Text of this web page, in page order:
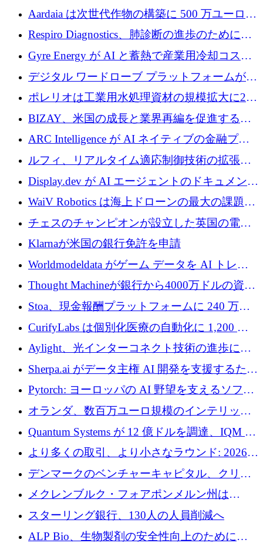
維仕分け規模拡大に7桁の資金調達
Aardaia は次世代作物の構築に 500 万ユーロを
寄付
Respiro Diagnostics、肺診断の進歩のために
100 万ポンドを確保
Gyre Energy が AI と蓄熱で産業用冷却コスト
を削減するために 130 万ドルを調達
デジタル ワードローブ プラットフォームが
1,000 万人のユーザーに到達し、Whering が
700 万ドルを獲得
ポレリオは工業用水処理資材の規模拡大に240
万ユーロを確保
BIZAY、米国の成長と業界再編を促進するた
めに5,500万ドルを確保
ARC Intelligence が AI ネイティブの金融プラ
ットフォームを拡大するために 400 万ユーロ
ルフィ、リアルタイム適応制御技術の拡張に
810万ポンドを確保
Display.dev が AI エージェントのドキュメント
コラボレーションを強化するために 47 万ユー
WaiV Robotics は海上ドローンの最大の課題の
1 つをどのように解決しているか
チェスのチャンピオンが設立した英国の電池
材料スタートアップ TaiSan が 465 万ポンドを
Klarnaが米国の銀行免許を申請
Worldmodeldata がゲーム データを AI トレー
ニングに変えるために 700 万ポンドを獲得
Thought Machineが銀行から4000万ドルの資金
調達、年間収益1億ドルを突破
Stoa、現金報酬プラットフォームに 240 万ド
ルを確保
CurifyLabs は個別化医療の自動化に 1,200 万
ユーロを寄付
Aylight、光インターコネクト技術の進歩に向
けて450万ユーロのプレシードラウンドを終了
Sherpa.ai がデータ主権 AI 開発を支援するため
に 1,800 万ドルを調達
Pytorch: ヨーロッパの AI 野望を支えるソフト
ウェア層
オランダ、数百万ユーロ規模のインテリック
との提携で軍用ドローンにソフトウェアファ
ースト戦略を採用
Quantum Systems が 12 億ドルを調達、IQM が
米国の主要取引所で初の欧州量子企業とな
る、6 月に欧州のスタートアップ資金調達
より多くの取引、より小さなラウンド: 2026
年 6 月に欧州のスタートアップ資金調達
デンマークのベンチャーキャピタル、クリメ
ンタム・キャピタルが気候変動対策ハードウ
ェア投資として初回クローズで6,000万ユーロ
を確保
メクレンブルク・フォアポンメルン州は
Nextcloud を州全体に展開し、オープンソース
戦略を拡大
スターリング銀行、130人の人員削減へ
ALP Bio、生物製剤の安全性向上のために